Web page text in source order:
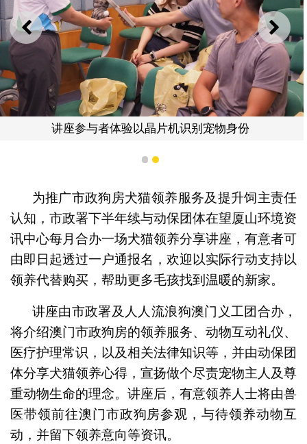
上一则 下一
讲座参与者体验以晶片机识别宠物身份
1 2
为推广市政狗房犬猫领养服务及提升饲主责任
认知，市政署下半年续与动保团体在望厦山环境资
讯中心每月合办一场犬猫领养分享讲座，有意者可
由即日起透过一户通报名，欢迎以实际行动支持以
领养代替购买，帮助更多毛孩找到温暖的新家。
讲座由市政署及人人流浪狗澳门义工团合办，
将介绍澳门市政狗房的领养服务、动物互动礼仪、
医疗护理常识，以及相关法律知识等，并由动保团
体分享犬猫领养心得，宣扬做个尽责宠物主人及尊
重动物生命的理念。讲座后，有意领养人士将由兽
医带领前往澳门市政狗房参观，与待领养动物互
动，并留下领养意向等资讯。